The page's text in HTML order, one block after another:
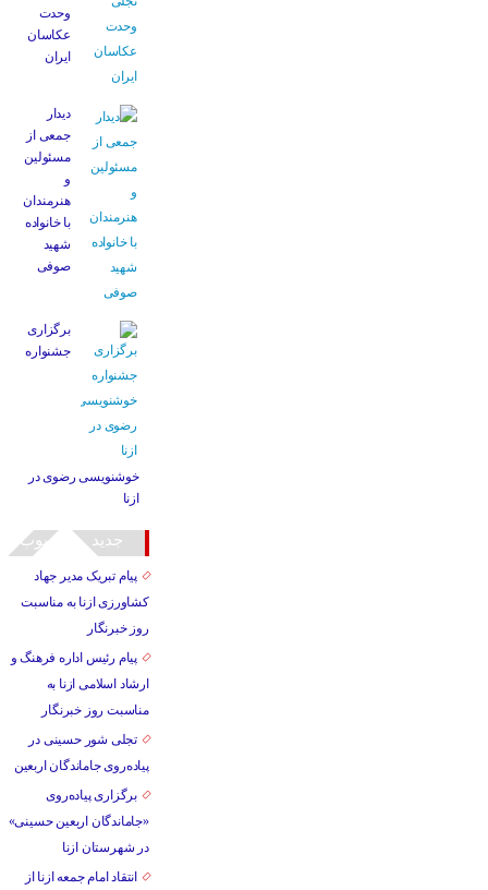
وحدت
عکاسان
ایران
دیدار
جمعی از
مسئولین
و
هنرمندان
با خانواده
شهید
صوفی
برگزاری
جشنواره
خوشنویسی رضوی در
ازنا
جدید محبوب
پیام تبریک مدیر جهاد
کشاورزی ازنا به مناسبت
روز خبرنگار
پیام رئیس اداره فرهنگ و
ارشاد اسلامی ازنا به
مناسبت روز خبرنگار
تجلی شور حسینی در
پیاده‌روی جاماندگان اربعین
برگزاری پیاده‌روی
«جاماندگان اربعین حسینی»
در شهرستان ازنا
انتقاد امام جمعه ازنا از